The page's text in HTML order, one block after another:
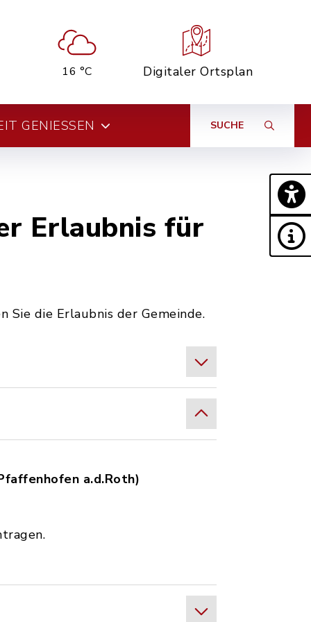
16 °C Digitaler Ortsplan
GENIESSEN SUCHE
Erlaubnis für
die Erlaubnis der Gemeinde.
a.d.Roth)